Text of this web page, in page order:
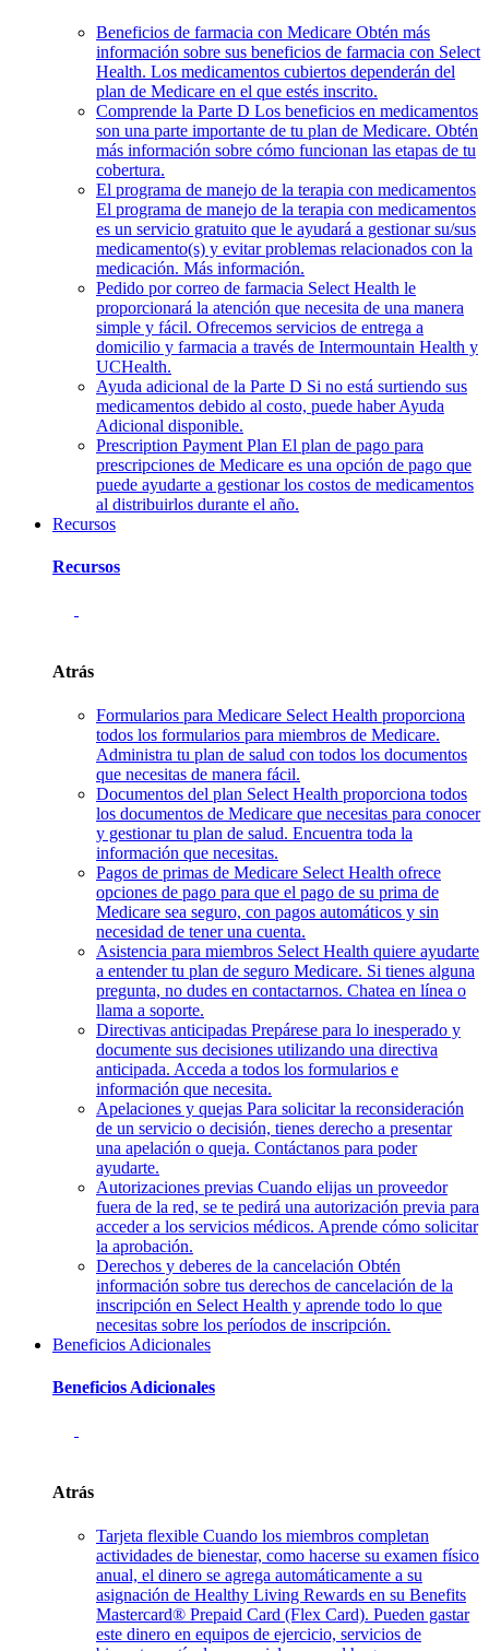
Beneficios de farmacia con Medicare Obtén más
información sobre sus beneficios de farmacia con Select
Health. Los medicamentos cubiertos dependerán del
plan de Medicare en el que estés inscrito.
Comprende la Parte D Los beneficios en medicamentos
son una parte importante de tu plan de Medicare. Obtén
más información sobre cómo funcionan las etapas de tu
cobertura.
El programa de manejo de la terapia con medicamentos
El programa de manejo de la terapia con medicamentos
es un servicio gratuito que le ayudará a gestionar su/sus
medicamento(s) y evitar problemas relacionados con la
medicación. Más información.
Pedido por correo de farmacia Select Health le
proporcionará la atención que necesita de una manera
simple y fácil. Ofrecemos servicios de entrega a
domicilio y farmacia a través de Intermountain Health y
UCHealth.
Ayuda adicional de la Parte D Si no está surtiendo sus
medicamentos debido al costo, puede haber Ayuda
Adicional disponible.
Prescription Payment Plan El plan de pago para
prescripciones de Medicare es una opción de pago que
puede ayudarte a gestionar los costos de medicamentos
al distribuirlos durante el año.
Recursos
Recursos
Atrás
Formularios para Medicare Select Health proporciona
todos los formularios para miembros de Medicare.
Administra tu plan de salud con todos los documentos
que necesitas de manera fácil.
Documentos del plan Select Health proporciona todos
los documentos de Medicare que necesitas para conocer
y gestionar tu plan de salud. Encuentra toda la
información que necesitas.
Pagos de primas de Medicare Select Health ofrece
opciones de pago para que el pago de su prima de
Medicare sea seguro, con pagos automáticos y sin
necesidad de tener una cuenta.
Asistencia para miembros Select Health quiere ayudarte
a entender tu plan de seguro Medicare. Si tienes alguna
pregunta, no dudes en contactarnos. Chatea en línea o
llama a soporte.
Directivas anticipadas Prepárese para lo inesperado y
documente sus decisiones utilizando una directiva
anticipada. Acceda a todos los formularios e
información que necesita.
Apelaciones y quejas Para solicitar la reconsideración
de un servicio o decisión, tienes derecho a presentar
una apelación o queja. Contáctanos para poder
ayudarte.
Autorizaciones previas Cuando elijas un proveedor
fuera de la red, se te pedirá una autorización previa para
acceder a los servicios médicos. Aprende cómo solicitar
la aprobación.
Derechos y deberes de la cancelación Obtén
información sobre tus derechos de cancelación de la
inscripción en Select Health y aprende todo lo que
necesitas sobre los períodos de inscripción.
Beneficios Adicionales
Beneficios Adicionales
Atrás
Tarjeta flexible Cuando los miembros completan
actividades de bienestar, como hacerse su examen físico
anual, el dinero se agrega automáticamente a su
asignación de Healthy Living Rewards en su Benefits
Mastercard® Prepaid Card (Flex Card). Pueden gastar
este dinero en equipos de ejercicio, servicios de